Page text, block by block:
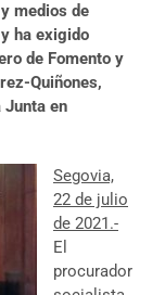
medios de
ha exigido
de Fomento y
Quiñones,
Junta en
Segovia,
22 de julio
de 2021.-
El
procurador